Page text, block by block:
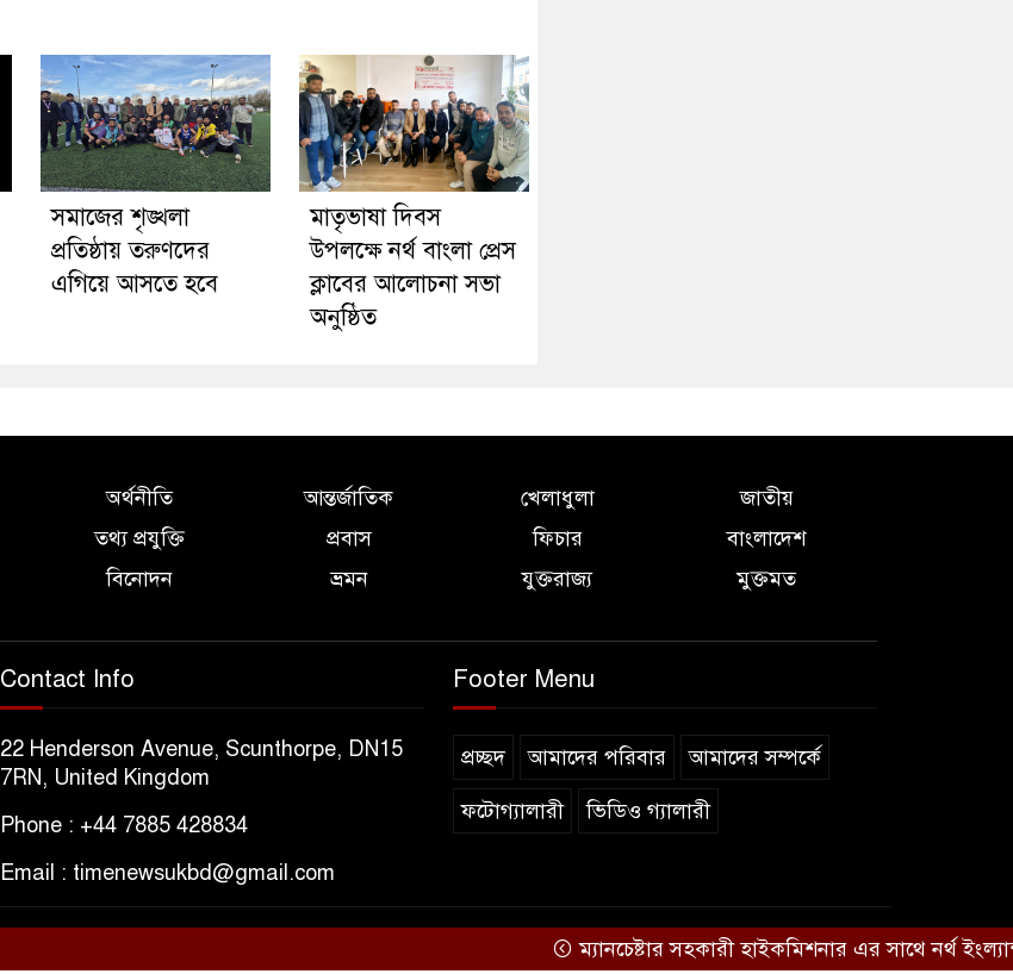
সমাজের শৃঙ্খলা
প্রতিষ্ঠায় তরুণদের
এগিয়ে আসতে হবে
মাতৃভাষা দিবস
উপলক্ষে নর্থ বাংলা প্রেস
ক্লাবের আলোচনা সভা
অনুষ্ঠিত
অর্থনীতি আন্তর্জাতিক খেলাধুলা
জাতীয়
তথ্য প্রযুক্তি
প্রবাস ফিচার
বাংলাদেশ
বিনোদন
ভ্রমন যুক্তরাজ্য মুক্তমত
Contact Info
22 Henderson Avenue, Scunthorpe, DN15
7RN, United Kingdom
Phone : +44 7885 428834
Email : timenewsukbd@gmail.com
Footer Menu
প্রচ্ছদ আমাদের পরিবার আমাদের সম্পর্কে
ফটোগ্যালারী ভিডিও গ্যালারী
Theme Developed BYThemesBazar.Com
ম্যানচেষ্টার সহকারী হাইকমিশনার এর সাথে নর্থ ইংল্যান্ড